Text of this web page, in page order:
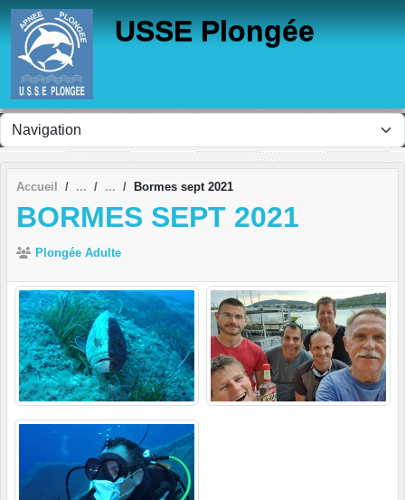
USSE Plongée
Accueil Bormes sept 2021
BORMES SEPT 2021
Plongée Adulte
Panneau de gestion des cookies